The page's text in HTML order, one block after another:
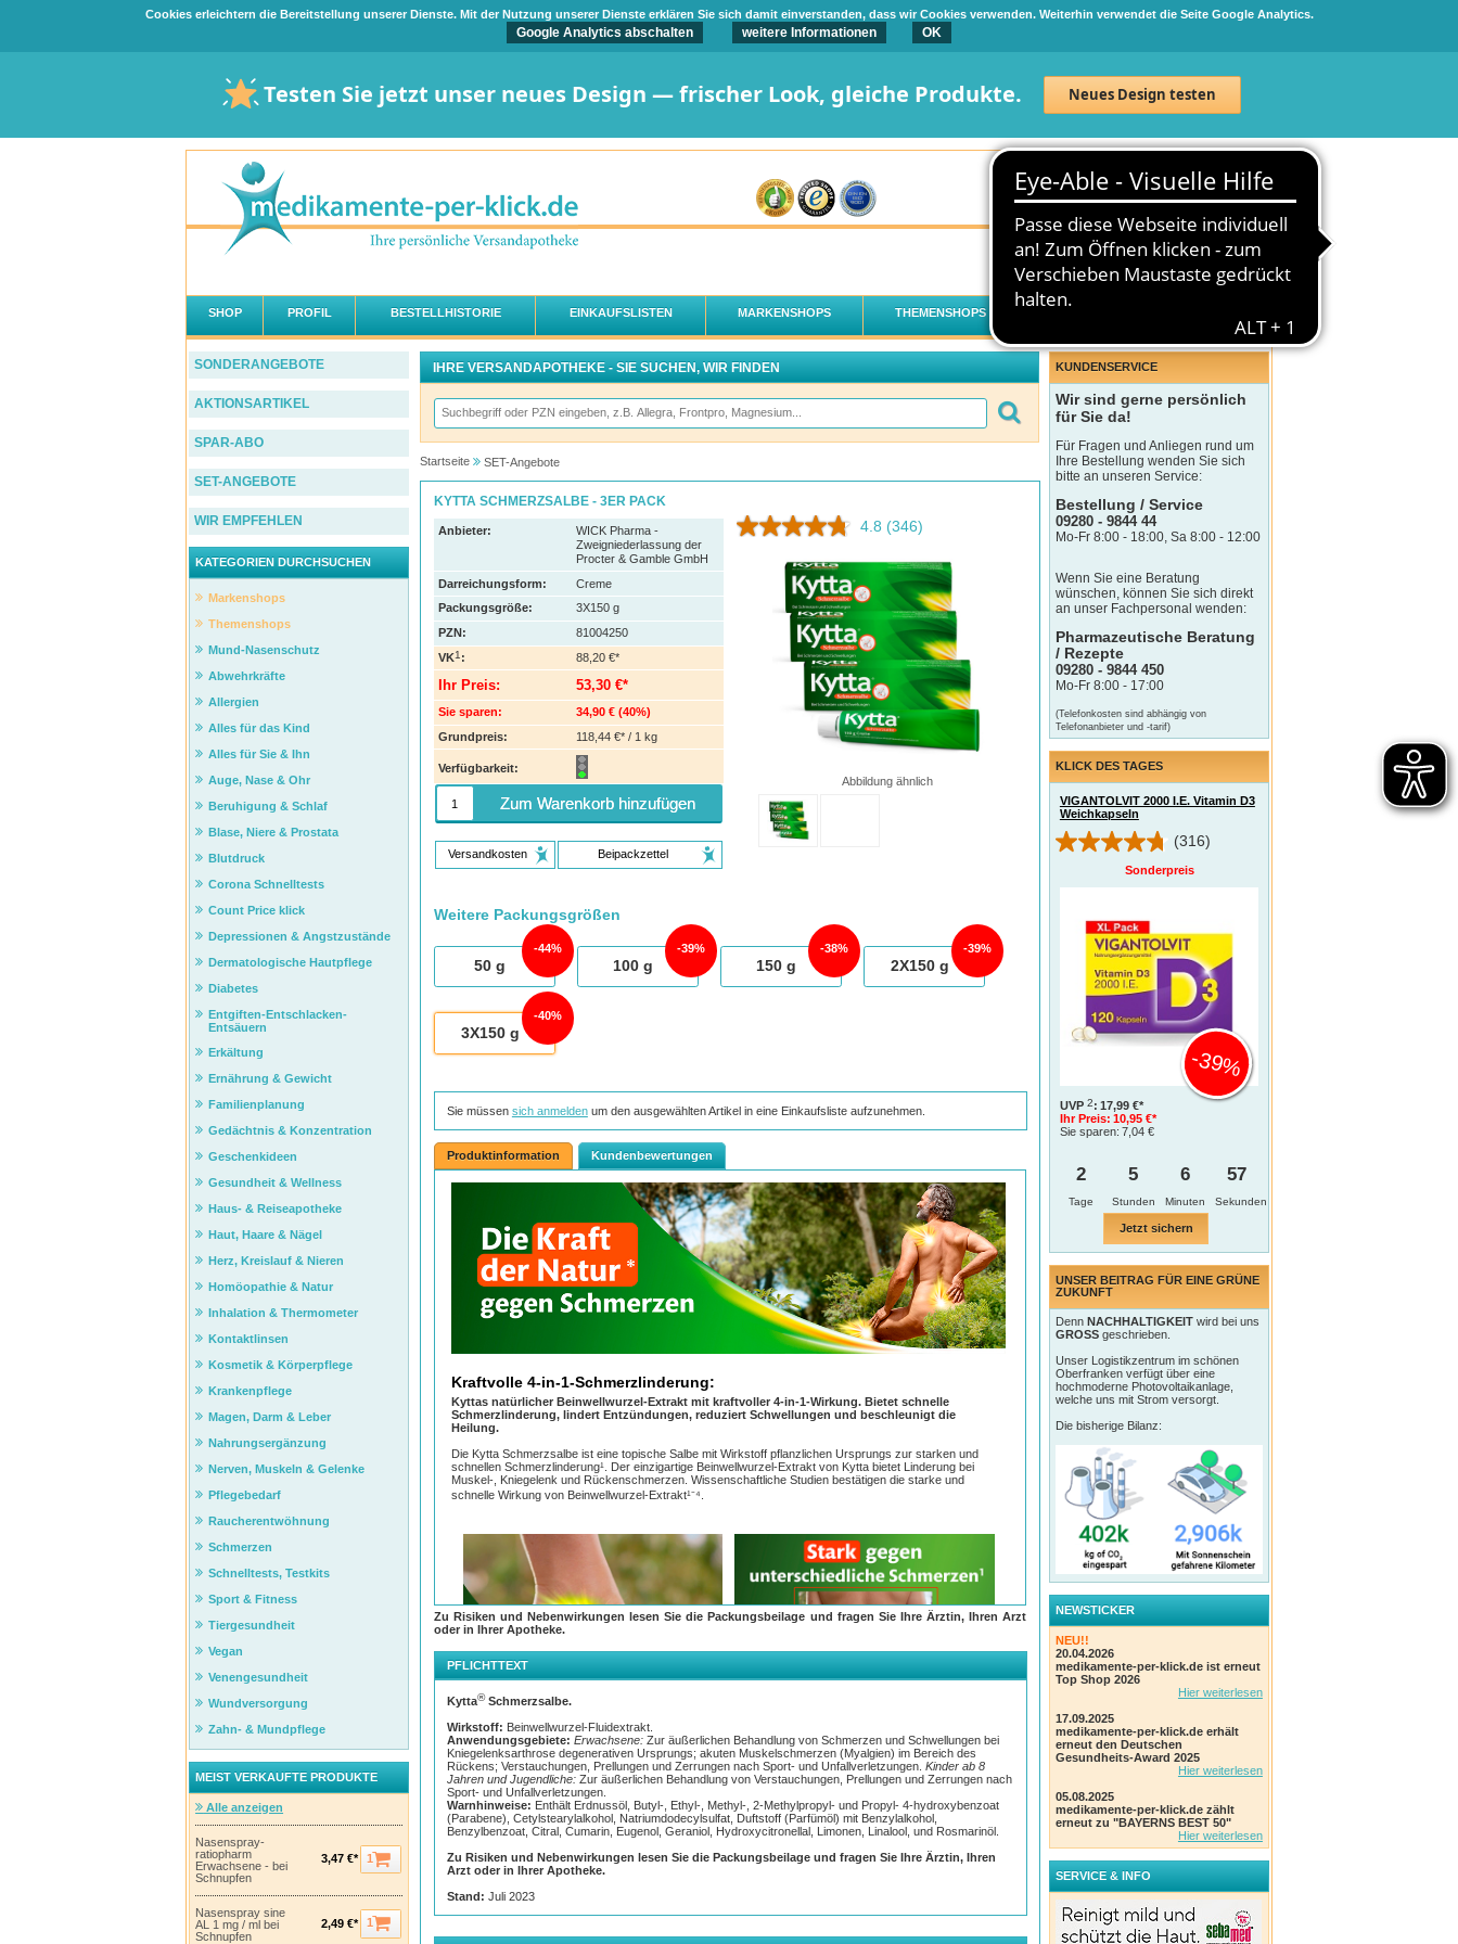
Cookies erleichtern die Bereitstellung unserer Dienste. Mit der Nutzung unserer Dienste erklären Sie sich damit einverstanden, dass wir Cookies verwenden. Weiterhin verwendet die Seite Google Analytics.
Google Analytics abschalten weitere Informationen OK
Testen Sie jetzt unser neues Design — frischer Look, gleiche Produkte. Neues Design testen
Neuanmeldung Anmelden
0 Artikel 0,00 €
SHOP PROFIL BESTELLHISTORIE EINKAUFSLISTEN MARKENSHOPS THEMENSHOPS
IHRE VERSANDAPOTHEKE - SIE SUCHEN, WIR FINDEN
Startseite SET-Angebote
KYTTA SCHMERZSALBE - 3ER PACK
4.8 (346)
Abbildung ähnlich
Anbieter:
WICK Pharma -
Zweigniederlassung der
Procter & Gamble GmbH
Darreichungsform:
Creme
Packungsgröße:
3X150 g
PZN:
81004250
VK1: 88,20 €*
Ihr Preis: 53,30 €*
Sie sparen: 34,90 € (40%)
Grundpreis:
118,44 €* / 1 kg
Verfügbarkeit:
Zum Warenkorb hinzufügen
Versandkosten Beipackzettel
Weitere Packungsgrößen
50 g
44%
100 g
39%
150 g
38%
2X150g
39%
3X150g
40%
Sie müssen sich anmeldenum den ausgewählten Artikel in eine Einkaufsliste aufzunehmen.
Produktinformation Kundenbewertungen
Kraftvolle 4-in-1-Schmerzlinderung:
Kyttas natürlicher Beinwellwurzel-Extrakt mit kraftvoller 4-in-1-Wirkung. Bietet schnelle
Schmerzlinderung, lindert Entzündungen, reduziert Schwellungen und beschleunigt die
Heilung.
Die Kytta Schmerzsalbe ist eine topische Salbe mit Wirkstoff pflanzlichen Ursprungs zur starken und
schnellen Schmerzlinderung¹. Der einzigartige Beinwellwurzel-Extrakt von Kytta bietet Linderung bei
Muskel-, Kniegelenk und Rückenschmerzen. Wissenschaftliche Studien bestätigen die starke und
schnelle Wirkung von Beinwellwurzel-Extrakt¹⁻⁴.
Anwendungsbereiche:
Zur Linderung akuter Rückenschmerzen, bei Schmerzen und Schwellungen aufgrund von
Kniegelenksarthrose, bei Zerrungen nach Sportverletzungen, bei Prellungen nach Unfallverletzungen und
Zu Risiken und Nebenwirkungen lesen Sie die Packungsbeilage und fragen Sie Ihre Ärztin, Ihren Arzt
oder in Ihrer Apotheke.
PFLICHTTEXT
Kytta®Schmerzsalbe.
Wirkstoff: Beinwellwurzel-Fluidextrakt.
Anwendungsgebiete: Erwachsene:Zur äußerlichen Behandlung von Schmerzen und Schwellungen bei
Kniegelenksarthrose degenerativen Ursprungs; akuten Muskelschmerzen (Myalgien) im Bereich des
Rückens; Verstauchungen, Prellungen und Zerrungen nach Sport- und Unfallverletzungen. Kinder ab 8
Jahren und Jugendliche:Zur äußerlichen Behandlung von Verstauchungen, Prellungen und Zerrungen nach
Sport- und Unfallverletzungen.
Warnhinweise: Enthält Erdnussöl, Butyl-, Ethyl-, Methyl-, 2-Methylpropyl- und Propyl- 4-hydroxybenzoat
(Parabene), Cetylstearylalkohol, Natriumdodecylsulfat, Duftstoff (Parfümöl) mit Benzylalkohol,
Benzylbenzoat, Citral, Cumarin, Eugenol, Geraniol, Hydroxycitronellal, Limonen, Linalool, und Rosmarinöl.
Zu Risiken und Nebenwirkungen lesen Sie die Packungsbeilage und fragen Sie Ihre Ärztin, Ihren
Arzt oder in Ihrer Apotheke.
Stand: Juli 2023
SONDERANGEBOTE
AKTIONSARTIKEL
SPAR-ABO
SET-ANGEBOTE
WIR EMPFEHLEN
KATEGORIEN DURCHSUCHEN
Markenshops
Themenshops
Mund-Nasenschutz
Abwehrkräfte
Allergien
Alles für das Kind
Alles für Sie & Ihn
Auge, Nase & Ohr
Beruhigung & Schlaf
Blase, Niere & Prostata
Blutdruck
Corona Schnelltests
Count Price klick
Depressionen & Angstzustände
Dermatologische Hautpflege
Diabetes
Entgiften-Entschlacken-
Entsäuern
Erkältung
Ernährung & Gewicht
Familienplanung
Gedächtnis & Konzentration
Geschenkideen
Gesundheit & Wellness
Haus- & Reiseapotheke
Haut, Haare & Nägel
Herz, Kreislauf & Nieren
Homöopathie & Natur
Inhalation & Thermometer
Kontaktlinsen
Kosmetik & Körperpflege
Krankenpflege
Magen, Darm & Leber
Nahrungsergänzung
Nerven, Muskeln & Gelenke
Pflegebedarf
Raucherentwöhnung
Schmerzen
Schnelltests, Testkits
Sport & Fitness
Tiergesundheit
Vegan
Venengesundheit
Wundversorgung
Zahn- & Mundpflege
MEIST VERKAUFTE PRODUKTE
Alle anzeigen
Nasenspray-
ratiopharm
Erwachsene - bei
Schnupfen
3,47 €* 1
Nasenspray sine
AL 1 mg / ml bei
Schnupfen
2,49 €* 1
KUNDENSERVICE
Wir sind gerne persönlich
für Sie da!
Für Fragen und Anliegen rund um
Ihre Bestellung wenden Sie sich
bitte an unseren Service:
Bestellung / Service
09280 - 9844 44
Mo-Fr 8:00 - 18:00, Sa 8:00 - 12:00
Wenn Sie eine Beratung
wünschen, können Sie sich direkt
an unser Fachpersonal wenden:
Pharmazeutische Beratung
/ Rezepte
09280 - 9844 450
Mo-Fr 8:00 - 17:00
(Telefonkosten sind abhängig von
Telefonanbieter und -tarif)
KLICK DES TAGES
VIGANTOLVIT 2000 I.E. Vitamin D3
Weichkapseln
(316)
Sonderpreis
UVP 2: 17,99 €*
Ihr Preis: 10,95 €*
Sie sparen: 7,04 €
-39%
2
Tage
5 6 56
Jetzt sichern
UNSER BEITRAG FÜR EINE GRÜNE
ZUKUNFT
Denn NACHHALTIGKEIT wird bei uns
GROSS geschrieben.
Unser Logistikzentrum im schönen
Oberfranken verfügt über eine
hochmoderne Photovoltaikanlage,
welche uns mit Strom versorgt.
Die bisherige Bilanz:
NEWSTICKER
NEU!!
20.04.2026
medikamente-per-klick.de ist erneut
Top Shop 2026
Hier weiterlesen
17.09.2025
medikamente-per-klick.de erhält
erneut den Deutschen
Gesundheits-Award 2025
Hier weiterlesen
05.08.2025
medikamente-per-klick.de zählt
erneut zu "BAYERNS BEST 50"
Hier weiterlesen
SERVICE & INFO